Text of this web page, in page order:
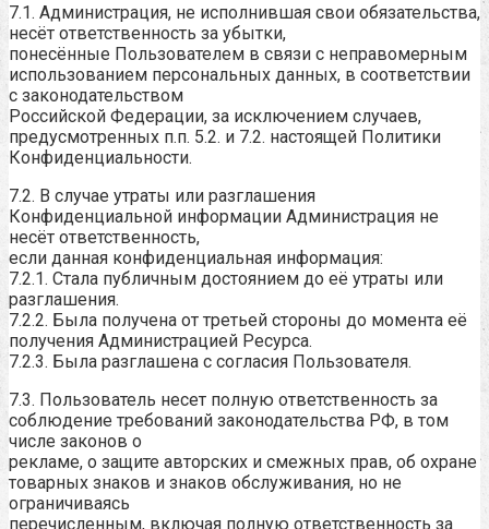
7.1. Администрация, не исполнившая свои обязательства,
несёт ответственность за убытки,
понесённые Пользователем в связи с неправомерным
использованием персональных данных, в соответствии
с законодательством
Российской Федерации, за исключением случаев,
предусмотренных п.п. 5.2. и 7.2. настоящей Политики
Конфиденциальности.
7.2. В случае утраты или разглашения
Конфиденциальной информации Администрация не
несёт ответственность,
если данная конфиденциальная информация:
7.2.1. Стала публичным достоянием до её утраты или
разглашения.
7.2.2. Была получена от третьей стороны до момента её
получения Администрацией Ресурса.
7.2.3. Была разглашена с согласия Пользователя.
7.3. Пользователь несет полную ответственность за
соблюдение требований законодательства РФ, в том
числе законов о
рекламе, о защите авторских и смежных прав, об охране
товарных знаков и знаков обслуживания, но не
ограничиваясь
перечисленным, включая полную ответственность за